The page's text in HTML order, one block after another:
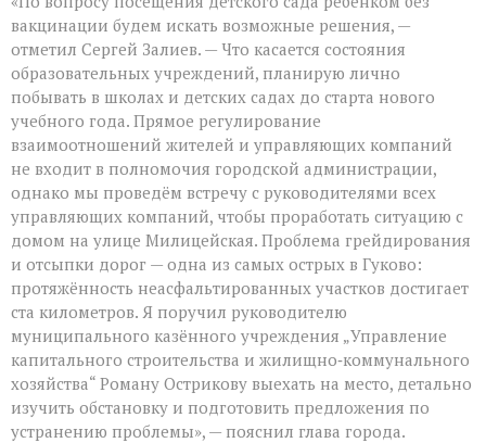
вакцинации будем искать возможные решения, —
отметил Сергей Залиев. — Что касается состояния
образовательных учреждений, планирую лично
побывать в школах и детских садах до старта нового
учебного года. Прямое регулирование
взаимоотношений жителей и управляющих компаний
не входит в полномочия городской администрации,
однако мы проведём встречу с руководителями всех
управляющих компаний, чтобы проработать ситуацию с
домом на улице Милицейская. Проблема грейдирования
и отсыпки дорог — одна из самых острых в Гуково:
протяжённость неасфальтированных участков достигает
ста километров. Я поручил руководителю
муниципального казённого учреждения „Управление
капитального строительства и жилищно‑коммунального
хозяйства“ Роману Острикову выехать на место, детально
изучить обстановку и подготовить предложения по
устранению проблемы», — пояснил глава города.